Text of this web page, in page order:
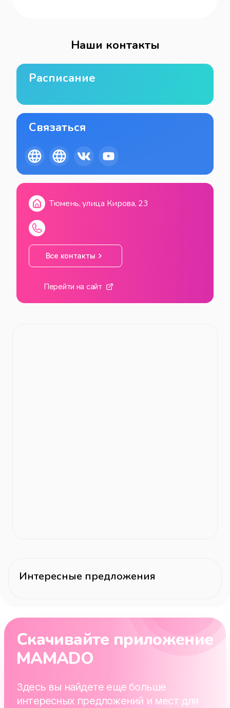
Наши контакты
Расписание
Связаться
Тюмень, улица Кирова, 23
Все контакты
Перейти на сайт
Интересные предложения
Скачивайте приложение
MAMADO
Здесь вы найдете еще больше
интересных предложений и мест для